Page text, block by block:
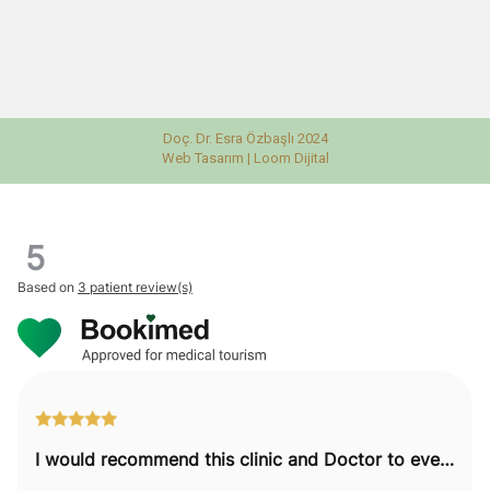
Doç. Dr. Esra Özbaşlı 2024
Web Tasarım | Loom Dijital
5
Based on 3 patient review(s)
I would recommend this clinic and Doctor to everyone.